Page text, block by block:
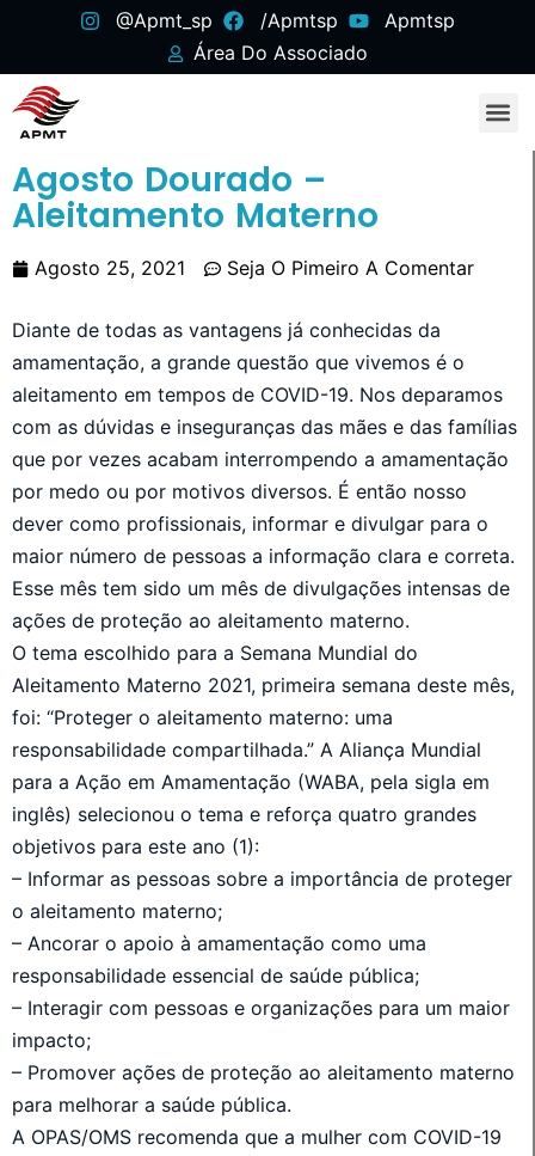
@apmt_sp /apmtsp
Apmtsp
Área Do Associado
Agosto Dourado –
Aleitamento Materno
Agosto 25, 2021 Seja O Pimeiro A Comentar
Diante de todas as vantagens já conhecidas da
amamentação, a grande questão que vivemos é o
aleitamento em tempos de COVID-19. Nos deparamos
com as dúvidas e inseguranças das mães e das famílias
que por vezes acabam interrompendo a amamentação
por medo ou por motivos diversos. É então nosso
dever como profissionais, informar e divulgar para o
maior número de pessoas a informação clara e correta.
Esse mês tem sido um mês de divulgações intensas de
ações de proteção ao aleitamento materno.
O tema escolhido para a Semana Mundial do
Aleitamento Materno 2021, primeira semana deste mês,
foi: “Proteger o aleitamento materno: uma
responsabilidade compartilhada.” A Aliança Mundial
para a Ação em Amamentação (WABA, pela sigla em
inglês) selecionou o tema e reforça quatro grandes
objetivos para este ano (1):
– Informar as pessoas sobre a importância de proteger
o aleitamento materno;
– Ancorar o apoio à amamentação como uma
responsabilidade essencial de saúde pública;
– Interagir com pessoas e organizações para um maior
impacto;
– Promover ações de proteção ao aleitamento materno
para melhorar a saúde pública.
A OPAS/OMS recomenda que a mulher com COVID-19